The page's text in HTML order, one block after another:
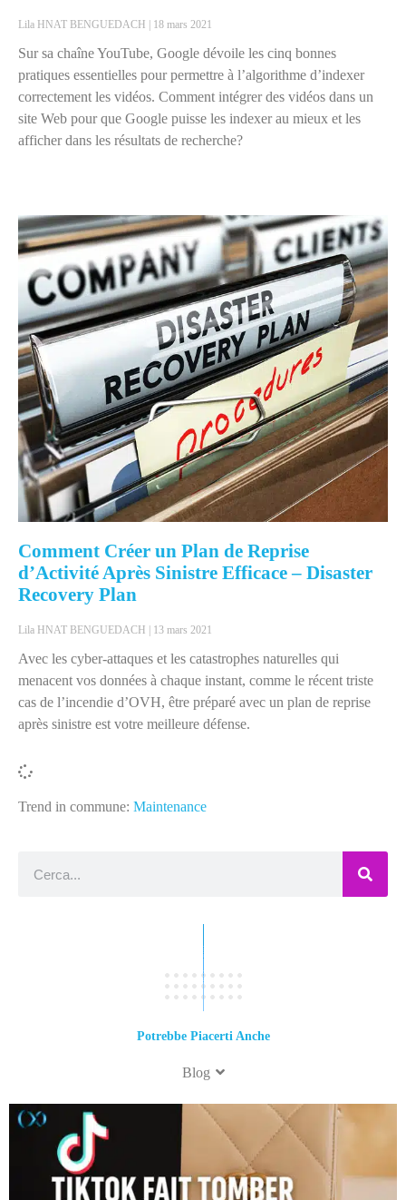
Lila HNAT BENGUEDACH 18 mars 2021
Sur sa chaîne YouTube, Google dévoile les cinq bonnes
pratiques essentielles pour permettre à l’algorithme d’indexer
correctement les vidéos. Comment intégrer des vidéos dans un
site Web pour que Google puisse les indexer au mieux et les
afficher dans les résultats de recherche?
Comment Créer un Plan de Reprise
d’Activité Après Sinistre Efficace – Disaster
Recovery Plan
Lila HNAT BENGUEDACH 13 mars 2021
Avec les cyber-attaques et les catastrophes naturelles qui
menacent vos données à chaque instant, comme le récent triste
cas de l’incendie d’OVH, être préparé avec un plan de reprise
après sinistre est votre meilleure défense.
Trend in commune: Maintenance
Potrebbe Piacerti Anche
Blog